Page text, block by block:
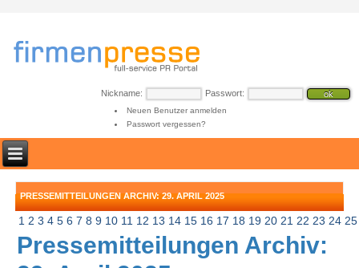
Nickname: Passwort:
Neuen Benutzer anmelden
Passwort vergessen?
PRESSEMITTEILUNGEN ARCHIV: 29. APRIL 2025
1 2 3 4 5 6 7 8 9 10 11 12 13 14 15 16 17 18 19 20 21 22 23 24 25
Pressemitteilungen Archiv: